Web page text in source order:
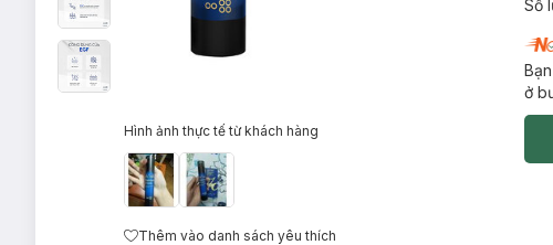
Hình ảnh thực tế từ khách hàng
Thêm vào danh sách yêu thích
Số
ở